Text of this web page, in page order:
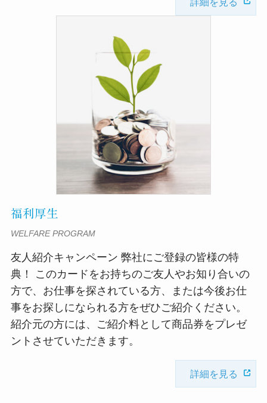
福利厚生
WELFARE PROGRAM
友人紹介キャンペーン 弊社にご登録の皆様の特
典！ このカードをお持ちのご友人やお知り合いの
方で、お仕事を探されている方、または今後お仕
事をお探しになられる方をぜひご紹介ください。
紹介元の方には、ご紹介料として商品券をプレゼ
ントさせていただきます。
詳細を見る